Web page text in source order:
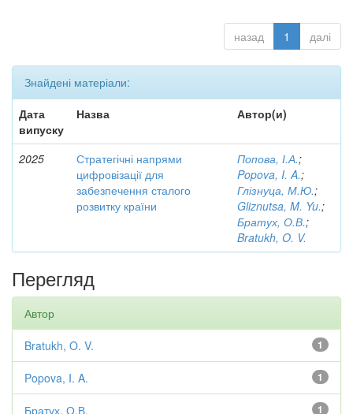
назад 1 далі
Знайдені матеріали:
Дата
випуску
Назва Автор(и)
2025
Стратегічні напрями
цифровізації для
забезпечення сталого
розвитку країни
Попова, І.А.;
Popova, I. A.;
Глізнуца, М.Ю.;
Gliznutsa, M. Yu.;
Братух, О.В.;
Bratukh, O. V.
Перегляд
Автор
1
Bratukh, O. V.
1
Popova, I. A.
1
Братух, О.В.